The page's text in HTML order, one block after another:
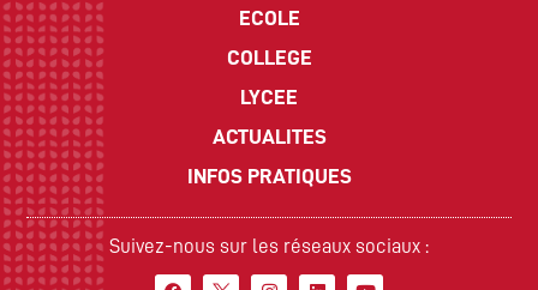
ECOLE
COLLEGE
LYCEE
ACTUALITES
INFOS PRATIQUES
Suivez-nous sur les réseaux sociaux :